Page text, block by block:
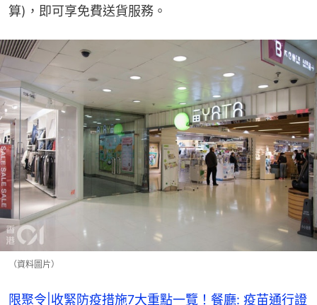
算)，即可享免費送貨服務。
（資料圖片）
限聚令|收緊防疫措施7大重點一覽！餐廳: 疫苗通行證